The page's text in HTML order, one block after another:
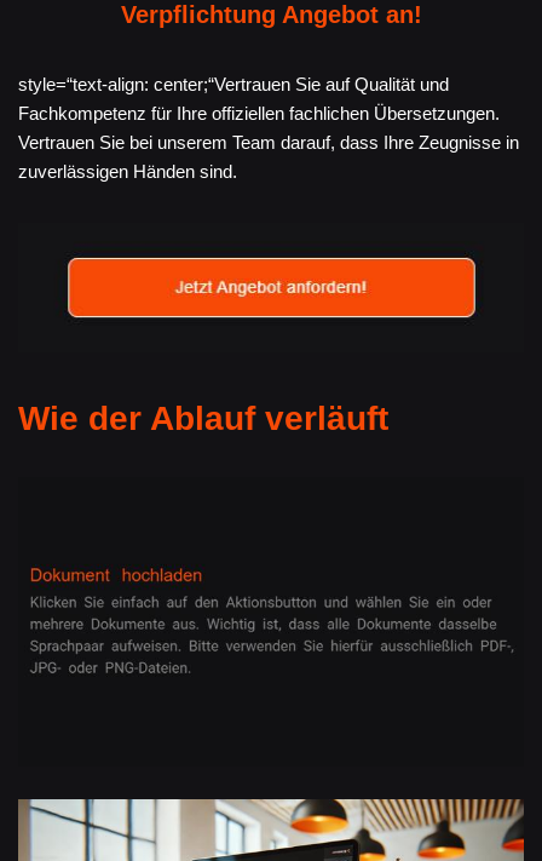
Verpflichtung Angebot an!
style=“text-align: center;“Vertrauen Sie auf Qualität und
Fachkompetenz für Ihre offiziellen fachlichen Übersetzungen.
Vertrauen Sie bei unserem Team darauf, dass Ihre Zeugnisse in
zuverlässigen Händen sind.
Wie der Ablauf verläuft